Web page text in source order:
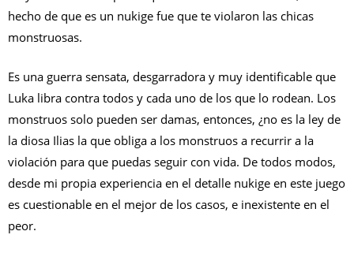
hecho de que es un nukige fue que te violaron las chicas
monstruosas.
Es una guerra sensata, desgarradora y muy identificable que
Luka libra contra todos y cada uno de los que lo rodean. Los
monstruos solo pueden ser damas, entonces, ¿no es la ley de
la diosa Ilias la que obliga a los monstruos a recurrir a la
violación para que puedas seguir con vida. De todos modos,
desde mi propia experiencia en el detalle nukige en este juego
es cuestionable en el mejor de los casos, e inexistente en el
peor.